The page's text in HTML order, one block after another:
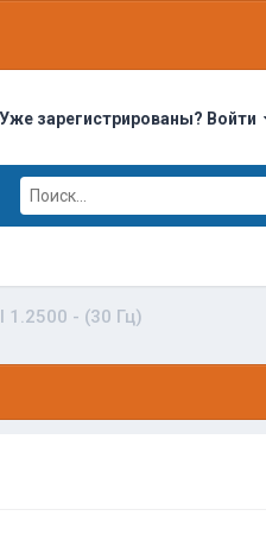
Уже зарегистрированы? Войти
1.2500 - (30 Гц)